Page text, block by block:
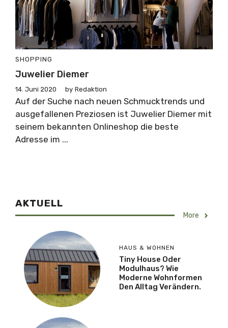
SHOPPING
Juwelier Diemer
14. Juni 2020 by Redaktion
Auf der Suche nach neuen Schmucktrends und
ausgefallenen Preziosen ist Juwelier Diemer mit
seinem bekannten Onlineshop die beste
Adresse im ...
AKTUELL
More
HAUS & WOHNEN
Tiny House Oder
Modulhaus? Wie
Moderne Wohnformen
Den Alltag Verändern.